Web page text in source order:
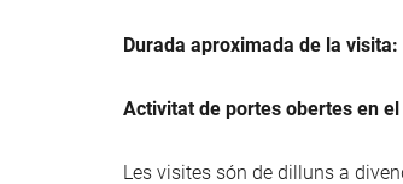
Durada aproximada de la
Activitat de portes obertes en
Les visites són de dilluns a